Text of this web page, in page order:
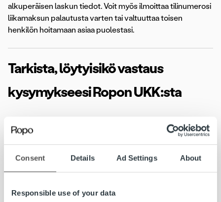
Consent Details Ad Settings About
Responsible use of your data
alkuperäisen laskun tiedot. Voit myös ilmoittaa tilinumerosi
liikamaksun palautusta varten tai valtuuttaa toisen
henkilön hoitamaan asiaa puolestasi.
Tarkista, löytyisikö vastaus
kysymykseesi Ropon UKK:sta
Olemme koostaneet avuksesi
Ropon Usein kysytyt
kysymykset -sivun
, josta löydät vastauksia yleisimmin
Ropo Capital